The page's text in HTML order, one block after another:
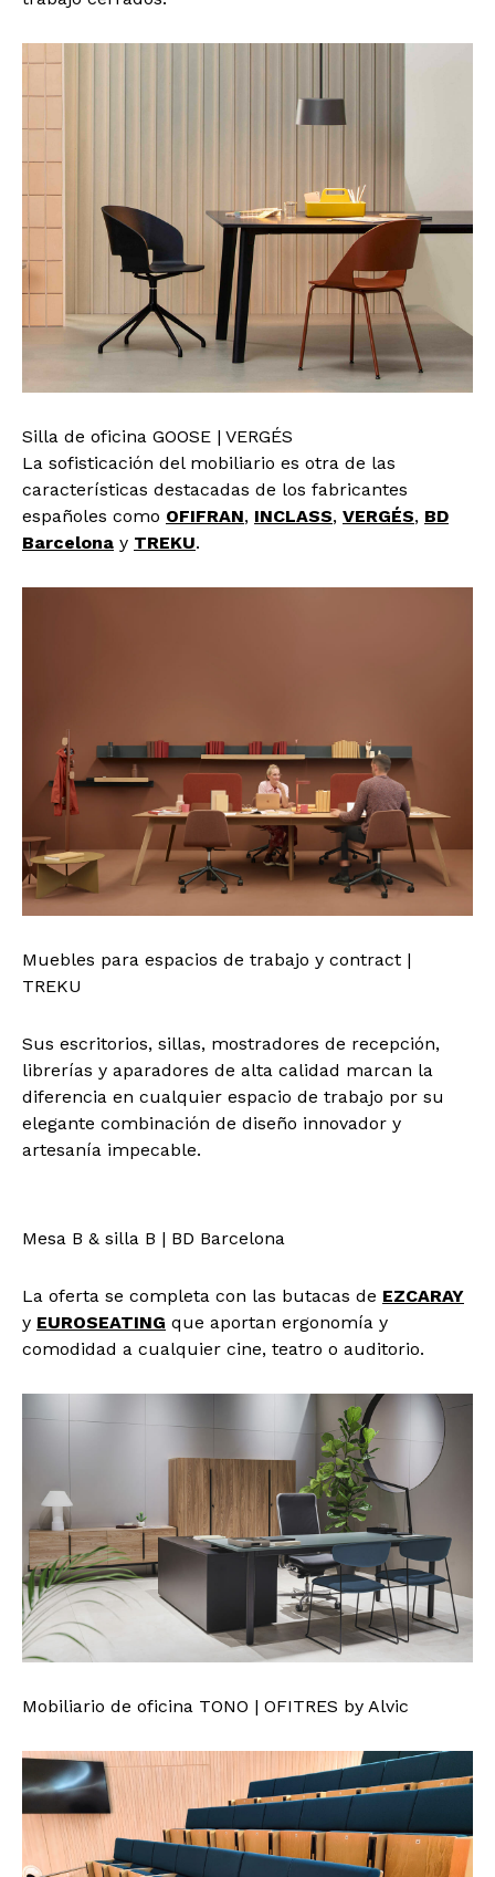
Silla de oficina GOOSE | VERGÉS
La sofisticación del mobiliario es otra de las
características destacadas de los fabricantes
españoles como OFIFRAN, INCLASS, VERGÉS, BD
Barcelona y TREKU.
Muebles para espacios de trabajo y contract |
TREKU
Sus escritorios, sillas, mostradores de recepción,
librerías y aparadores de alta calidad marcan la
diferencia en cualquier espacio de trabajo por su
elegante combinación de diseño innovador y
artesanía impecable.
Mesa B & silla B | BD Barcelona
La oferta se completa con las butacas de EZCARAY
y EUROSEATING que aportan ergonomía y
comodidad a cualquier cine, teatro o auditorio.
Mobiliario de oficina TONO | OFITRES by Alvic